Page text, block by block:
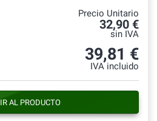
Precio Unitario
32,90 €
sin IVA
39,81 €
IVA incluido
IR AL PRODUCTO